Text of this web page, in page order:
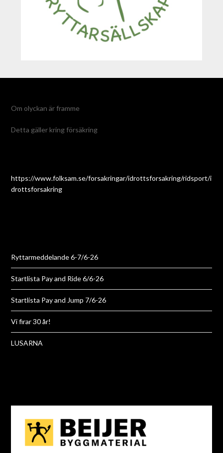
Om olyckan är framme
Detta gäller kring försäkring
https://www.folksam.se/forsakringar/idrottsforsakring/ridsport/i
drottsforsakring
Ryttarmeddelande 6-7/6-26
Startlista Pay and Ride 6/6-26
Startlista Pay and Jump 7/6-26
Vi firar 30 år!
LUSARNA